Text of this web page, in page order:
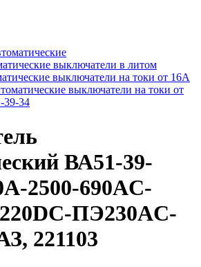
выключатели в литом
выключатели на токи от 16А
выключатели на токи от
34
ВА51-39-
2500-690AC-
ПЭ230AC-
221103